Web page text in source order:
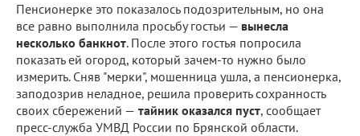
Пенсионерке это показалось подозрительным, но она
все равно выполнила просьбу гостьи — вынесла
несколько банкнот. После этого гостья попросила
показать ей огород, который зачем-то нужно было
измерить. Сняв "мерки", мошенница ушла, а пенсионерка,
заподозрив неладное, решила проверить сохранность
своих сбережений — тайник оказался пуст, сообщает
пресс-служба УМВД России по Брянской области.